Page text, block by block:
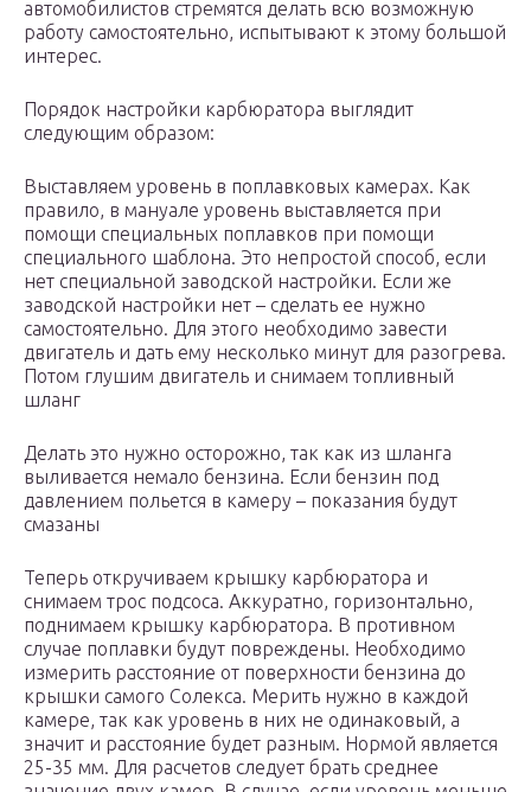
автомобилистов стремятся делать всю возможную
работу самостоятельно, испытывают к этому большой
интерес.
Порядок настройки карбюратора выглядит
следующим образом:
Выставляем уровень в поплавковых камерах. Как
правило, в мануале уровень выставляется при
помощи специальных поплавков при помощи
специального шаблона. Это непростой способ, если
нет специальной заводской настройки. Если же
заводской настройки нет – сделать ее нужно
самостоятельно. Для этого необходимо завести
двигатель и дать ему несколько минут для разогрева.
Потом глушим двигатель и снимаем топливный
шланг
Делать это нужно осторожно, так как из шланга
выливается немало бензина. Если бензин под
давлением польется в камеру – показания будут
смазаны
Теперь откручиваем крышку карбюратора и
снимаем трос подсоса. Аккуратно, горизонтально,
поднимаем крышку карбюратора. В противном
случае поплавки будут повреждены. Необходимо
измерить расстояние от поверхности бензина до
крышки самого Солекса. Мерить нужно в каждой
камере, так как уровень в них не одинаковый, а
значит и расстояние будет разным. Нормой является
25-35 мм. Для расчетов следует брать среднее